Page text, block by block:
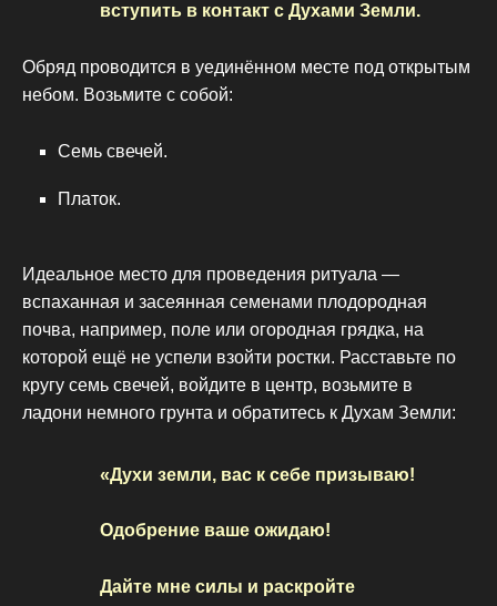
вступить в контакт с Духами Земли.
Обряд проводится в уединённом месте под открытым
небом. Возьмите с собой:
Семь свечей.
Платок.
Идеальное место для проведения ритуала —
вспаханная и засеянная семенами плодородная
почва, например, поле или огородная грядка, на
которой ещё не успели взойти ростки. Расставьте по
кругу семь свечей, войдите в центр, возьмите в
ладони немного грунта и обратитесь к Духам Земли:
«Духи земли, вас к себе призываю!
Одобрение ваше ожидаю!
Дайте мне силы и раскройте